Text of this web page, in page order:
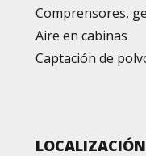
Comprensores,
Aire en cabinas
Captación de
LOCALIZACIÓN